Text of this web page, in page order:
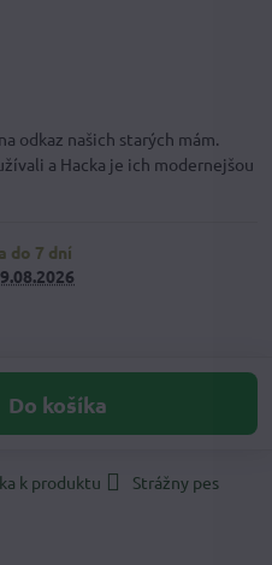
odkaz našich starých mám.
a Hacka je ich modernejšou
do 7 dní
Do košíka
k produktu
Strážny pes